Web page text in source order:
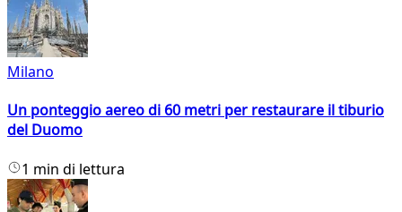
Milano
Un ponteggio aereo di 60 metri per restaurare il tiburio
del Duomo
1 min di lettura